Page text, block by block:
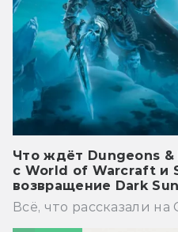
Что ждёт Dungeons &
с World of Warcraft и
возвращение Dark
Всё, что рассказали на